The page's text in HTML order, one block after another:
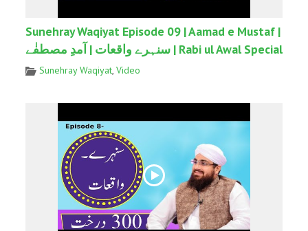
Sunehray Waqiyat Episode 09 | Aamad e Mustaf |
سنہرے واقعات | آمدِ مصطفٰے | Rabi ul Awal Special
Sunehray Waqiyat, Video